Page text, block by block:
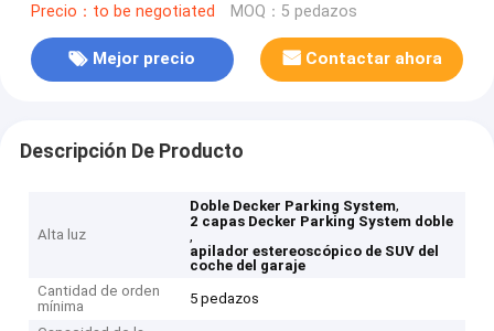
Precio：to be negotiated MOQ：5 pedazos
Mejor precio Contactar ahora
Descripción De Producto
Alta luz
Doble Decker Parking System,
2 capas Decker Parking System doble
,
apilador estereoscópico de SUV del
coche del garaje
Cantidad de orden
mínima
5 pedazos